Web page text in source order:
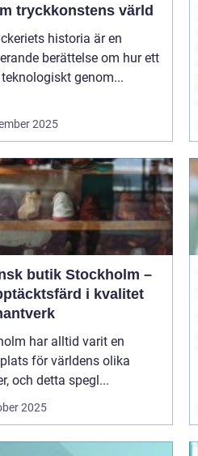
tryckkonstens värld
historia är en
berättelse om hur ett
genom...
2025
butik Stockholm –
i kvalitet
har alltid varit en
för världens olika
och detta spegl...
2025